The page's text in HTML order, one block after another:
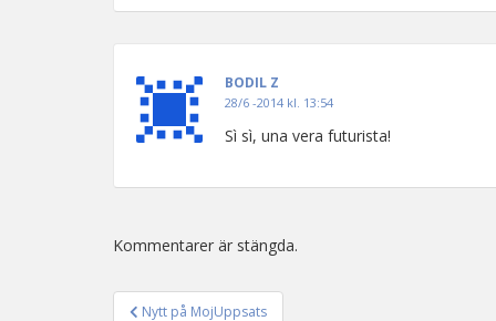
BODIL Z
28/6 -2014 kl. 13:54
Sì sì, una vera futurista!
Kommentarer är stängda.
Nytt på MojUppsats